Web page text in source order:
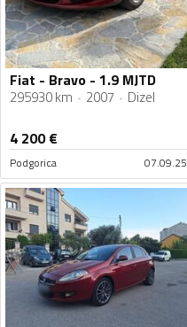
Fiat - Bravo - 1.9 MJTD
295930 km 2007 Dizel
4 200€
Podgorica 07.09.25